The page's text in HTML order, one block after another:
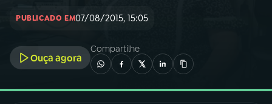
INÍCIO
A RÁDIO
03PROGRAMAÇÃO
PUBLICADO EM07/08/2015, 15:05
Ouça agora
Compartilhe